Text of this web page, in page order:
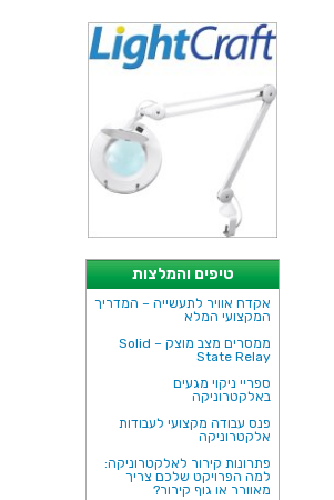
טיפים והמלצות
אקדח אוויר לתעשייה – המדריך
המקצועי המלא
ממסרים מצב מוצק – Solid
State Relay
ספריי ניקוי מגעים
באלקטרוניקה
פנס עבודה מקצועי לעבודות
אלקטרוניקה
פתרונות קירור לאלקטרוניקה:
למה הפרויקט שלכם צריך
מאוורר או גוף קירור?